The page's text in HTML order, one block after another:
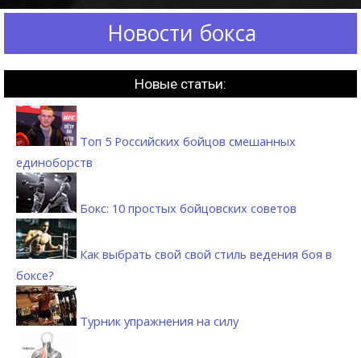
Новости бокса
Новые статьи:
Топ 5 Российских бойцов смешанных
единоборств
Бокс: 10 простых бойцовских советов
Как выбрать свой свой стиль ведения боя в
боксе?
Турник упражнения на силу